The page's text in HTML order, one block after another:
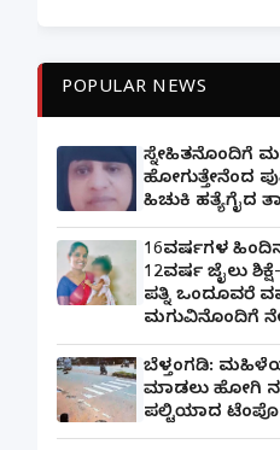
POPULAR NEWS
ಸ್ನೇಹಿತನೊಂದಿಗೆ
ಹೋಗುತ್ತೇನೆಂದ
ಹಿಚುಕಿ ಹತ್ಯೆಗೈದ
16ವರ್ಷಗಳ
12ವರ್ಷ ಜೈಲು
ಪತ್ನಿ ಒಂದೂವರೆ
ಮಗುವಿನೊಂದಿಗೆ
ಬೆಳ್ತಂಗಡಿ:
ಮಾಡಲು ಹೋಗಿ
ಪಲ್ಟಿಯಾದ